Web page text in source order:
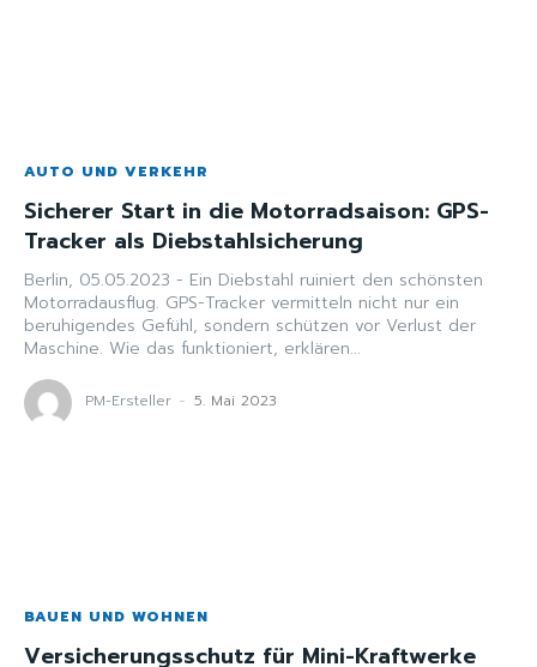
AUTO UND VERKEHR
Sicherer Start in die Motorradsaison: GPS-
Tracker als Diebstahlsicherung
Berlin, 05.05.2023 - Ein Diebstahl ruiniert den schönsten
Motorradausflug. GPS-Tracker vermitteln nicht nur ein
beruhigendes Gefühl, sondern schützen vor Verlust der
Maschine. Wie das funktioniert, erklären...
PM-Ersteller - 5. Mai 2023
BAUEN UND WOHNEN
Versicherungsschutz für Mini-Kraftwerke